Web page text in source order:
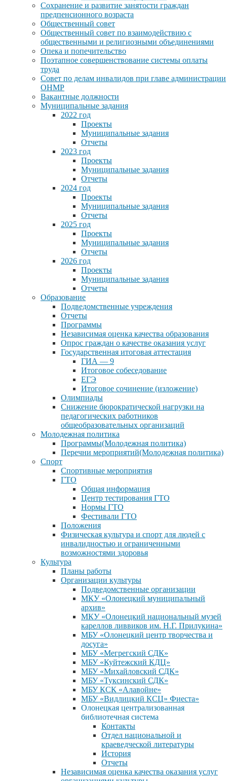
Сохранение и развитие занятости граждан
предпенсионного возраста
Общественный совет
Общественный совет по взаимодействию с
общественными и религиозными объединениями
Опека и попечительство
Поэтапное совершенствование системы оплаты
труда
Совет по делам инвалидов при главе администрации
ОНМР
Вакантные должности
Муниципальные задания
2022 год
Проекты
Муниципальные задания
Отчеты
2023 год
Проекты
Муниципальные задания
Отчеты
2024 год
Проекты
Муниципальные задания
Отчеты
2025 год
Проекты
Муниципальные задания
Отчеты
2026 год
Проекты
Муниципальные задания
Отчеты
Образование
Подведомственные учреждения
Отчеты
Программы
Независимая оценка качества образования
Опрос граждан о качестве оказания услуг
Государственная итоговая аттестация
ГИА — 9
Итоговое собеседование
ЕГЭ
Итоговое сочинение (изложение)
Олимпиады
Снижение бюрократической нагрузки на
педагогических работников
общеобразовательных организаций
Молодежная политика
Программы(Молодежная политика)
Перечни мероприятий(Молодежная политика)
Спорт
Спортивные мероприятия
ГТО
Общая информация
Центр тестирования ГТО
Нормы ГТО
Фестивали ГТО
Положения
Физическая культура и спорт для людей с
инвалидностью и ограниченными
возможностями здоровья
Культура
Планы работы
Организации культуры
Подведомственные организации
МКУ «Олонецкий муниципальный
архив»
МКУ «Олонецкий национальный музей
кареллов ливвиков им. Н.Г. Прилукина»
МБУ «Олонецкий центр творчества и
досуга»
МБУ «Мегрегский СДК»
МБУ «Куйтежский КДЦ»
МБУ «Михайловский СДК»
МБУ «Туксинский СДК»
МБУ КСК «Алавойне»
МБУ «Видлицкий КСЦ» Фиеста»
Олонецкая централизованная
библиотечная система
Контакты
Отдел национальной и
краеведческой литературы
История
Отчеты
Независимая оценка качества оказания услуг